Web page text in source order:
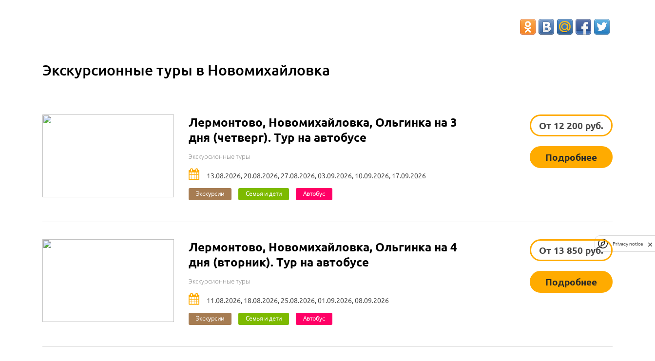
Экскурсионные туры в Новомихайловка
Лермонтово, Новомихайловка, Ольгинка на 3
дня (четверг). Тур на автобусе
Экскурсионные туры
13.08.2026, 20.08.2026, 27.08.2026, 03.09.2026, 10.09.2026, 17.09.2026
Экскурсии Семья и дети Автобус
От 12 200 руб.
Подробнее
Лермонтово, Новомихайловка, Ольгинка на 4
дня (вторник). Тур на автобусе
Экскурсионные туры
11.08.2026, 18.08.2026, 25.08.2026, 01.09.2026, 08.09.2026
Экскурсии Семья и дети Автобус
От 13 850 руб.
Подробнее
Privacy notice